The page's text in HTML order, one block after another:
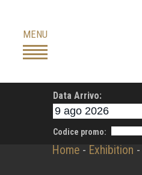
content
MENU
Data Arrivo:
Codice promo:
Home - Exhibition -